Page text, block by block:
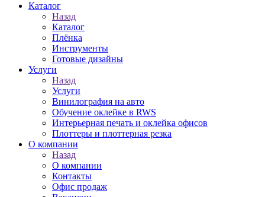
Каталог
Назад
Каталог
Плёнка
Инструменты
Готовые дизайны
Услуги
Назад
Услуги
Винилография на авто
Обучение оклейке в RWS
Интерьерная печать и оклейка офисов
Плоттеры и плоттерная резка
О компании
Назад
О компании
Контакты
Офис продаж